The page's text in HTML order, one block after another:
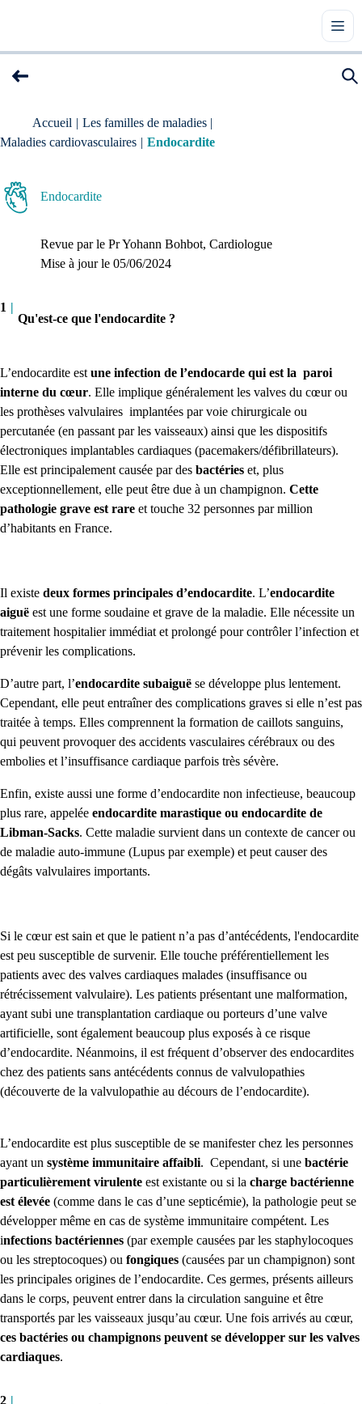
Accueil | Les familles de maladies |
Maladies cardiovasculaires | Endocardite
Endocardite
Revue par le Pr Yohann Bohbot, Cardiologue
Mise à jour le 05/06/2024
1 |
Qu'est-ce que l'endocardite ?
L’endocardite est une infection de l’endocarde qui est la paroi
interne du cœur. Elle implique généralement les valves du cœur ou
les prothèses valvulaires implantées par voie chirurgicale ou
percutanée (en passant par les vaisseaux) ainsi que les dispositifs
électroniques implantables cardiaques (pacemakers/défibrillateurs).
Elle est principalement causée par des bactéries et, plus
exceptionnellement, elle peut être due à un champignon. Cette
pathologie grave est rare et touche 32 personnes par million
d’habitants en France.
Il existe deux formes principales d’endocardite. L’endocardite
aiguë est une forme soudaine et grave de la maladie. Elle nécessite un
traitement hospitalier immédiat et prolongé pour contrôler l’infection et
prévenir les complications.
D’autre part, l’endocardite subaiguë se développe plus lentement.
Cependant, elle peut entraîner des complications graves si elle n’est pas
traitée à temps. Elles comprennent la formation de caillots sanguins,
qui peuvent provoquer des accidents vasculaires cérébraux ou des
embolies et l’insuffisance cardiaque parfois très sévère.
Enfin, existe aussi une forme d’endocardite non infectieuse, beaucoup
plus rare, appelée endocardite marastique ou endocardite de
Libman-Sacks. Cette maladie survient dans un contexte de cancer ou
de maladie auto-immune (Lupus par exemple) et peut causer des
dégâts valvulaires importants.
Si le cœur est sain et que le patient n’a pas d’antécédents, l'endocardite
est peu susceptible de survenir. Elle touche préférentiellement les
patients avec des valves cardiaques malades (insuffisance ou
rétrécissement valvulaire). Les patients présentant une malformation,
ayant subi une transplantation cardiaque ou porteurs d’une valve
artificielle, sont également beaucoup plus exposés à ce risque
d’endocardite. Néanmoins, il est fréquent d’observer des endocardites
chez des patients sans antécédents connus de valvulopathies
(découverte de la valvulopathie au décours de l’endocardite).
L’endocardite est plus susceptible de se manifester chez les personnes
ayant un système immunitaire affaibli. Cependant, si une bactérie
particulièrement virulente est existante ou si la charge bactérienne
est élevée (comme dans le cas d’une septicémie), la pathologie peut se
développer même en cas de système immunitaire compétent. Les
infections bactériennes (par exemple causées par les staphylocoques
ou les streptocoques) ou fongiques (causées par un champignon) sont
les principales origines de l’endocardite. Ces germes, présents ailleurs
dans le corps, peuvent entrer dans la circulation sanguine et être
transportés par les vaisseaux jusqu’au cœur. Une fois arrivés au cœur,
ces bactéries ou champignons peuvent se développer sur les valves
cardiaques.
2 |